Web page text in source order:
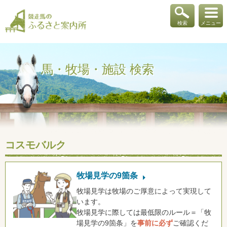
メニュー
検索
馬・牧場・施設 検索
コスモバルク
牧場見学の9箇条
牧場見学は牧場のご厚意によって実現して
います。
牧場見学に際しては最低限のルール＝「牧
場見学の9箇条」を事前に必ずご確認くだ